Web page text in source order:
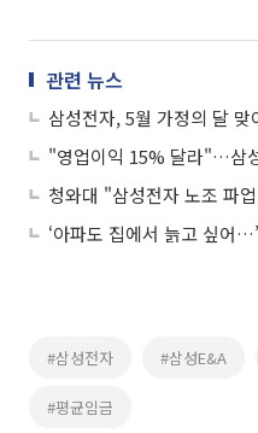
관련 뉴스
"영업이익 15% 달라"…삼
‘아파도 집에서 늙고 싶어
#삼성전자 #삼성E&A
#평균임금